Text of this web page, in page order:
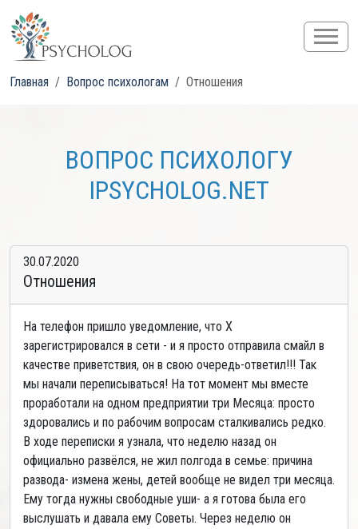
Главная Вопрос психологам Отношения
ВОПРОС ПСИХОЛОГУ
IPSYCHOLOG.NET
30.07.2020
Отношения
На телефон пришло уведомление, что Х
зарегистрировался в сети - и я просто отправила смайл в
качестве приветствия, он в свою очередь-ответил!!! Так
мы начали переписываться! На тот момент мы вместе
проработали на одном предприятии три Месяца: просто
здоровались и по рабочим вопросам сталкивались редко.
В ходе переписки я узнала, что неделю назад он
официально развёлся, не жил полгода в семье: причина
развода- измена жены, детей вообще не видел три месяца.
Ему тогда нужны свободные уши- а я готова была его
выслушать и давала ему Советы. Через неделю он